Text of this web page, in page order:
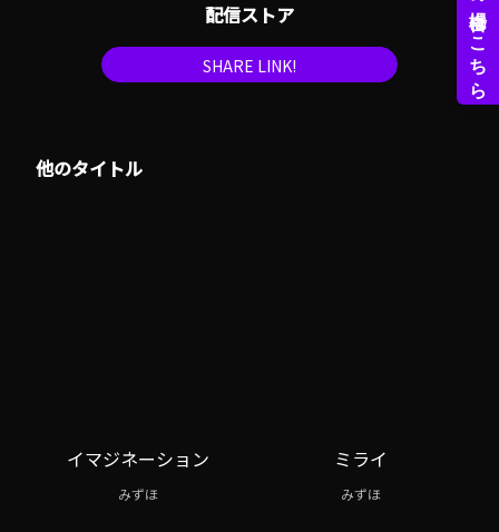
配信ストア
SHARE LINK!
他のタイトル
イマジネーション
みずほ
ミライ
みずほ